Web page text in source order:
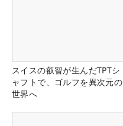
スイスの叡智が生んだTPTシ
ャフトで、ゴルフを異次元の
世界へ